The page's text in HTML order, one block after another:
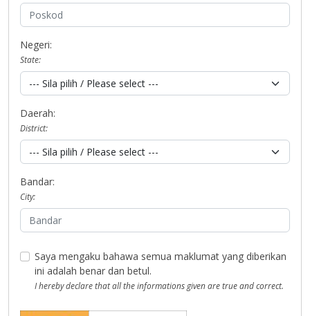
Negeri:
State:
Daerah:
District:
Bandar:
City:
Saya mengaku bahawa semua maklumat yang diberikan
ini adalah benar dan betul.
I hereby declare that all the informations given are true and correct.